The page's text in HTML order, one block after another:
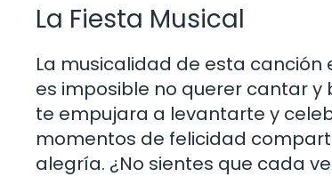
La Fiesta Musical
La musicalidad de esta
es imposible no querer cantar y
te empujara a levantarte y
momentos de felicidad
alegría. ¿No sientes que cada